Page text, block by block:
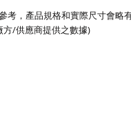
考，產品規格和實際尺寸會略
方/供應商提供之數據)